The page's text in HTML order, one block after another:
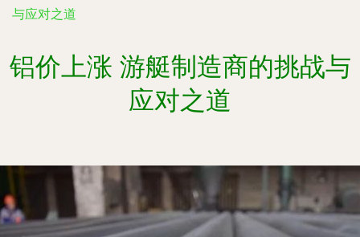
与应对之道
铝价上涨 游艇制造商的挑战与
应对之道